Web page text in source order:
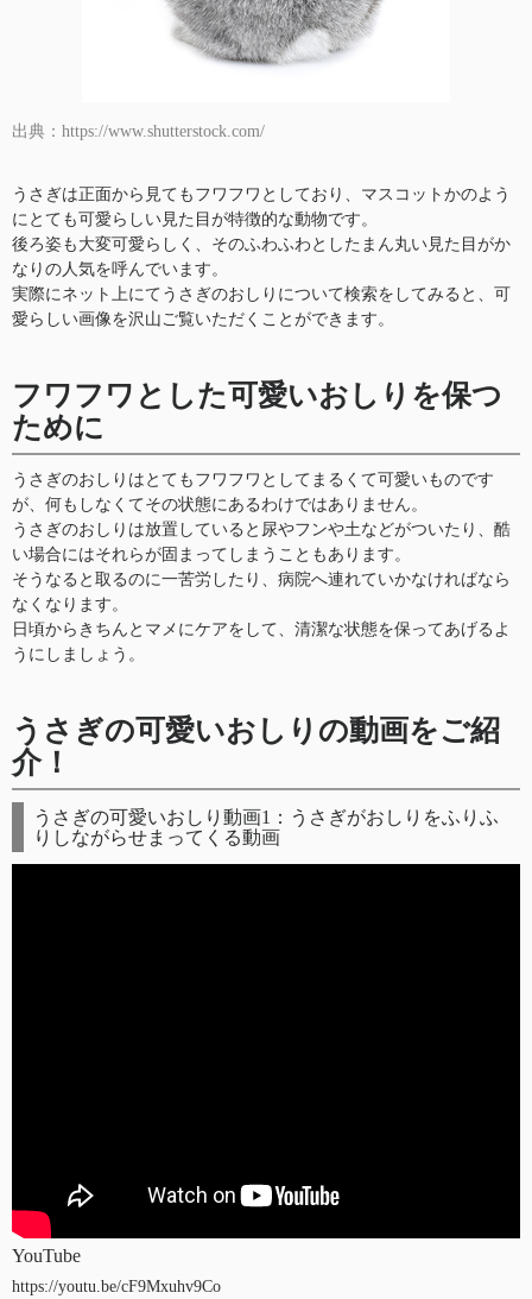
出典：https://www.shutterstock.com/
うさぎは正面から見てもフワフワとしており、マスコットかのよう
にとても可愛らしい見た目が特徴的な動物です。
後ろ姿も大変可愛らしく、そのふわふわとしたまん丸い見た目がか
なりの人気を呼んでいます。
実際にネット上にてうさぎのおしりについて検索をしてみると、可
愛らしい画像を沢山ご覧いただくことができます。
フワフワとした可愛いおしりを保つ
ために
うさぎのおしりはとてもフワフワとしてまるくて可愛いものです
が、何もしなくてその状態にあるわけではありません。
うさぎのおしりは放置していると尿やフンや土などがついたり、酷
い場合にはそれらが固まってしまうこともあります。
そうなると取るのに一苦労したり、病院へ連れていかなければなら
なくなります。
日頃からきちんとマメにケアをして、清潔な状態を保ってあげるよ
うにしましょう。
うさぎの可愛いおしりの動画をご紹
介！
うさぎの可愛いおしり動画1：うさぎがおしりをふりふ
りしながらせまってくる動画
YouTube
https://youtu.be/cF9Mxuhv9Co